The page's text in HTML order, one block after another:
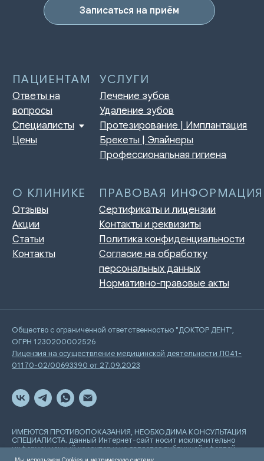
Записаться на приём
Брекеты | Элайнеры
Профессиональная гигиена
Статьи
Контакты
Политика конфиденциальности
персональных данных
Нормативно-правовые акты
Общество с ограниченной ответственностью "ДОКТОР ДЕНТ",
ОГРН 1230200002526
Лицензия на осуществление медицинской деятельности Л041-
01170-02/00693390 от 27.09.2023
ИМЕЮТСЯ ПРОТИВОПОКАЗАНИЯ, НЕОБХОДИМА КОНСУЛЬТАЦИЯ
СПЕЦИАЛИСТА. данный Интернет-сайт носит исключительно
информационный характер и не является публичной офертой,
определяемой положениями Статьи 437 Гражданского